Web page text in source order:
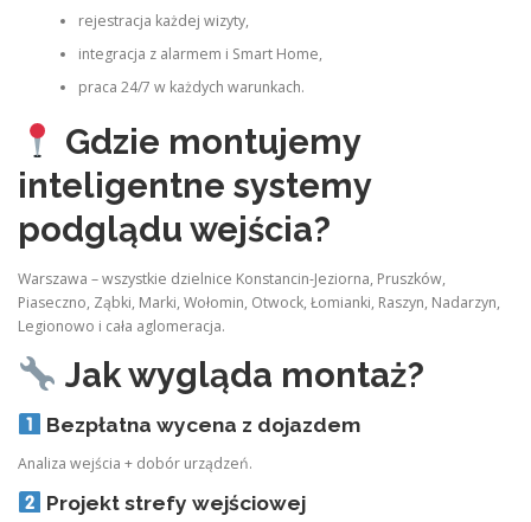
rejestracja każdej wizyty,
integracja z alarmem i Smart Home,
praca 24/7 w każdych warunkach.
Gdzie montujemy
inteligentne systemy
podglądu wejścia?
Warszawa – wszystkie dzielnice Konstancin‑Jeziorna, Pruszków,
Piaseczno, Ząbki, Marki, Wołomin, Otwock, Łomianki, Raszyn, Nadarzyn,
Legionowo i cała aglomeracja.
Jak wygląda montaż?
Bezpłatna wycena z dojazdem
Analiza wejścia + dobór urządzeń.
Projekt strefy wejściowej